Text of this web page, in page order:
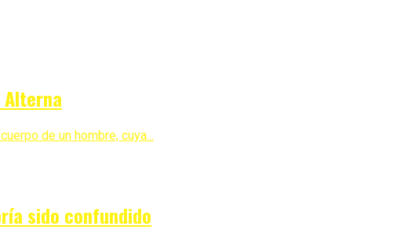
de un hombre, cuya...
sido confundido